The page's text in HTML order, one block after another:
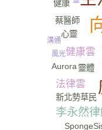
李永然
健康雲
法律雲
心靈
靈體
新北勢草民
蔡醫師
Aurora
健康
風光
溝通